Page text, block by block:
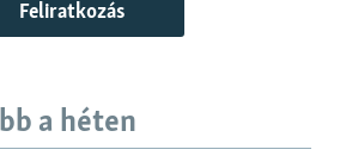
Feliratkozás
a héten